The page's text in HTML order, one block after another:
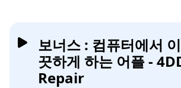
보너스 : 컴퓨터에서
끗하게 하는 어플 -
Repair